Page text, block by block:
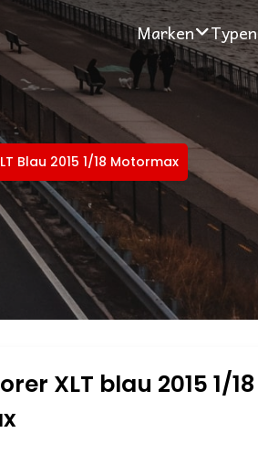
Marken Typen
Blau 2015 1/18 Motormax
XLT blau 2015 1/18